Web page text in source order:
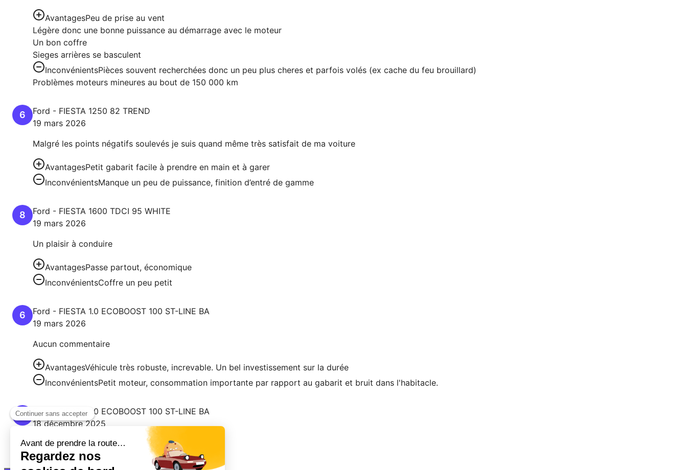
AvantagesPeu de prise au vent
Légère donc une bonne puissance au démarrage avec le moteur
Un bon coffre
Sieges arrières se basculent
InconvénientsPièces souvent recherchées donc un peu plus cheres et parfois volés (ex cache du feu brouillard)
Problèmes moteurs mineures au bout de 150 000 km
6 Ford - FIESTA 1250 82 TREND
19 mars 2026
Malgré les points négatifs soulevés je suis quand même très satisfait de ma voiture
AvantagesPetit gabarit facile à prendre en main et à garer
InconvénientsManque un peu de puissance, finition d’entré de gamme
8 Ford - FIESTA 1600 TDCI 95 WHITE
19 mars 2026
Un plaisir à conduire
AvantagesPasse partout, économique
InconvénientsCoffre un peu petit
6 Ford - FIESTA 1.0 ECOBOOST 100 ST-LINE BA
19 mars 2026
Aucun commentaire
AvantagesVéhicule très robuste, increvable. Un bel investissement sur la durée
InconvénientsPetit moteur, consommation importante par rapport au gabarit et bruit dans l'habitacle.
7 Ford-FIESTA
1.0 ECOBOOST 100 ST-LINE BA
18 décembre 2025
Aucun commentaire